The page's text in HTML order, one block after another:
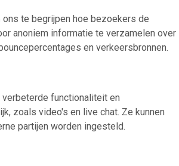
te begrijpen hoe bezoekers de
anoniem informatie te verzamelen over
en verkeersbronnen.
functionaliteit en
zoals video's en live chat. Ze kunnen
partijen worden ingesteld.